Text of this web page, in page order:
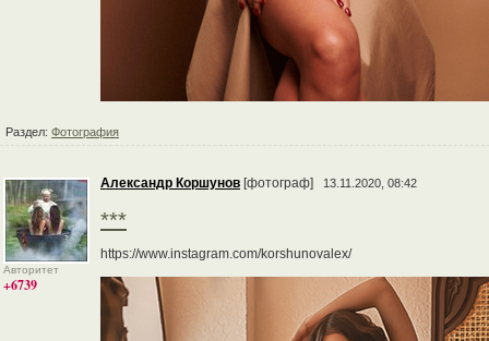
Раздел: Фотография
Авторитет
+6739
Александр Коршунов [фотограф] 13.11.2020, 08:42
***
https://www.instagram.com/korshunovalex/